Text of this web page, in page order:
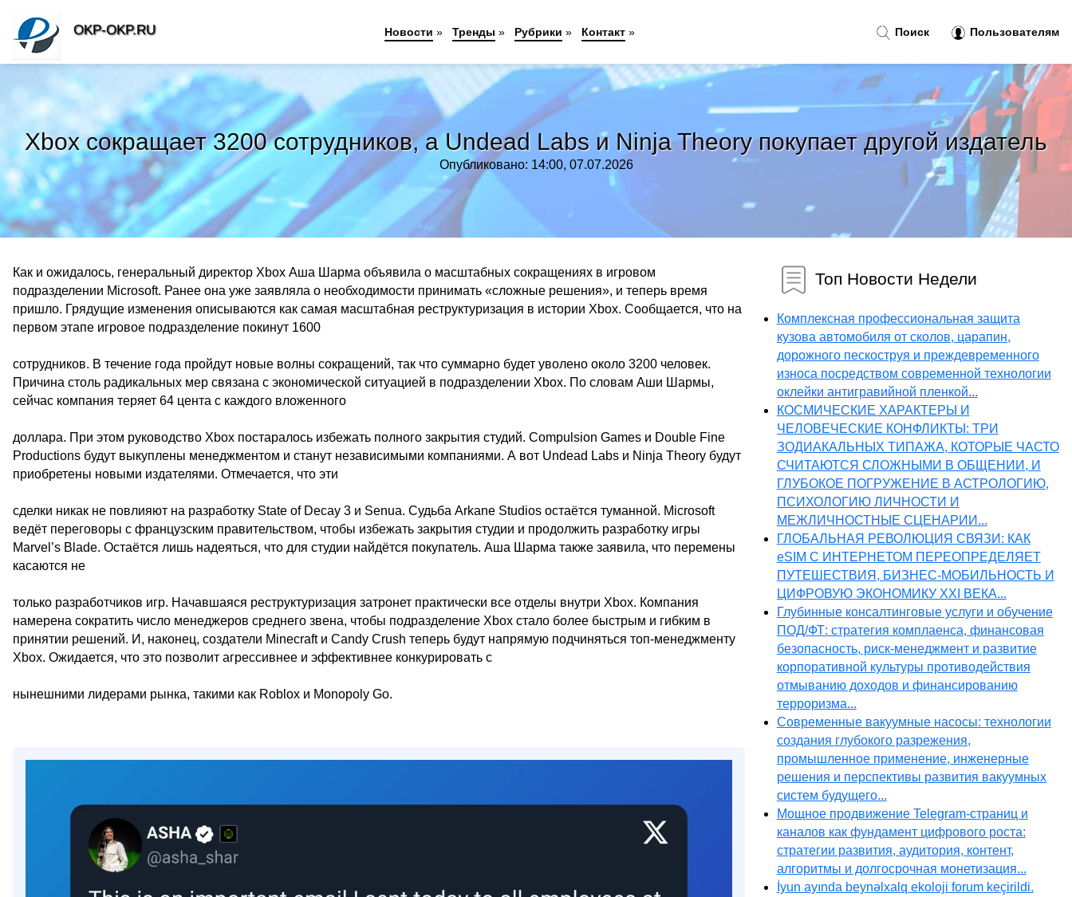
Xbox сокращает 3200 сотрудников, а Undead Labs и Ninja Theory покупает другой издатель
Опубликовано: 14:00, 07.07.2026
Как и ожидалось, генеральный директор Xbox Аша Шарма объявила о масштабных сокращениях в игровом
подразделении Microsoft. Ранее она уже заявляла о необходимости принимать «сложные решения», и теперь время
пришло. Грядущие изменения описываются как самая масштабная реструктуризация в истории Xbox. Сообщается, что на
первом этапе игровое подразделение покинут 1600
сотрудников. В течение года пройдут новые волны сокращений, так что суммарно будет уволено около 3200 человек.
Причина столь радикальных мер связана с экономической ситуацией в подразделении Xbox. По словам Аши Шармы,
сейчас компания теряет 64 цента с каждого вложенного
доллара. При этом руководство Xbox постаралось избежать полного закрытия студий. Compulsion Games и Double Fine
Productions будут выкуплены менеджментом и станут независимыми компаниями. А вот Undead Labs и Ninja Theory будут
приобретены новыми издателями. Отмечается, что эти
сделки никак не повлияют на разработку State of Decay 3 и Senua. Судьба Arkane Studios остаётся туманной. Microsoft
ведёт переговоры с французским правительством, чтобы избежать закрытия студии и продолжить разработку игры
Marvel’s Blade. Остаётся лишь надеяться, что для студии найдётся покупатель. Аша Шарма также заявила, что перемены
касаются не
только разработчиков игр. Начавшаяся реструктуризация затронет практически все отделы внутри Xbox. Компания
намерена сократить число менеджеров среднего звена, чтобы подразделение Xbox стало более быстрым и гибким в
принятии решений. И, наконец, создатели Minecraft и Candy Crush теперь будут напрямую подчиняться топ-менеджменту
Xbox. Ожидается, что это позволит агрессивнее и эффективнее конкурировать с
нынешними лидерами рынка, такими как Roblox и Monopoly Go.
Топ Новости Недели
Комплексная профессиональная защита
кузова автомобиля от сколов, царапин,
дорожного пескоструя и преждевременного
износа посредством современной технологии
оклейки антигравийной пленкой...
КОСМИЧЕСКИЕ ХАРАКТЕРЫ И
ЧЕЛОВЕЧЕСКИЕ КОНФЛИКТЫ: ТРИ
ЗОДИАКАЛЬНЫХ ТИПАЖА, КОТОРЫЕ ЧАСТО
СЧИТАЮТСЯ СЛОЖНЫМИ В ОБЩЕНИИ, И
ГЛУБОКОЕ ПОГРУЖЕНИЕ В АСТРОЛОГИЮ,
ПСИХОЛОГИЮ ЛИЧНОСТИ И
МЕЖЛИЧНОСТНЫЕ СЦЕНАРИИ...
ГЛОБАЛЬНАЯ РЕВОЛЮЦИЯ СВЯЗИ: КАК
eSIM С ИНТЕРНЕТОМ ПЕРЕОПРЕДЕЛЯЕТ
ПУТЕШЕСТВИЯ, БИЗНЕС-МОБИЛЬНОСТЬ И
ЦИФРОВУЮ ЭКОНОМИКУ XXI ВЕКА...
Глубинные консалтинговые услуги и обучение
ПОД/ФТ: стратегия комплаенса, финансовая
безопасность, риск-менеджмент и развитие
корпоративной культуры противодействия
отмыванию доходов и финансированию
терроризма...
Современные вакуумные насосы: технологии
создания глубокого разрежения,
промышленное применение, инженерные
решения и перспективы развития вакуумных
систем будущего...
Мощное продвижение Telegram-страниц и
каналов как фундамент цифрового роста:
стратегии развития, аудитория, контент,
алгоритмы и долгосрочная монетизация...
İyun ayında beynəlxalq ekoloji forum keçirildi.
Поиск Пользователям
OKP-OKP.RU Новости » Тренды » Рубрики » Контакт»